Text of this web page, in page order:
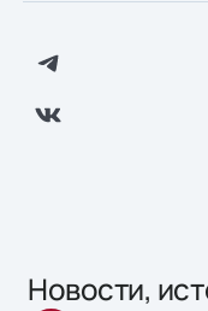
Новости,